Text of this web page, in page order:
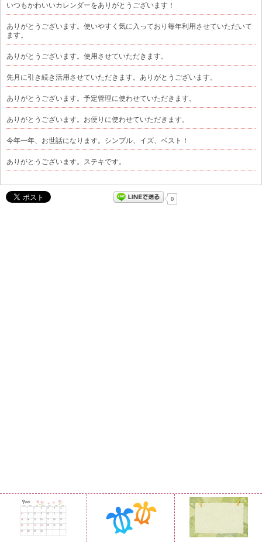
いつもかわいいカレンダーをありがとうございます！
ありがとうございます。使いやすく気に入っており毎年利用させていただいて
ます。
ありがとうございます。使用させていただきます。
先月に引き続き活用させていただきます。ありがとうございます。
ありがとうございます。予定管理に使わせていただきます。
ありがとうございます。お便りに使わせていただきます。
今年一年、お世話になります。シンプル、イズ、ベスト！
ありがとうございます。ステキです。
0